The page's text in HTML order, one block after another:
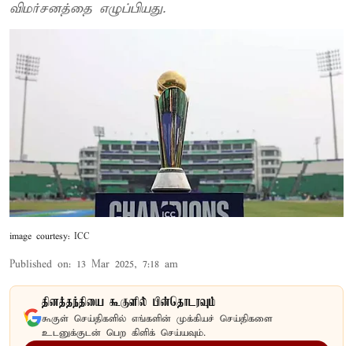
விமர்சனத்தை எழுப்பியது.
image courtesy: ICC
Published on: 13 Mar 2025, 7:18 am
தினத்தந்தியை கூகுளில் பின்தொடரவும்
கூகுள் செய்திகளில் எங்களின் முக்கியச் செய்திகளை
உடனுக்குடன் பெற கிளிக் செய்யவும்.